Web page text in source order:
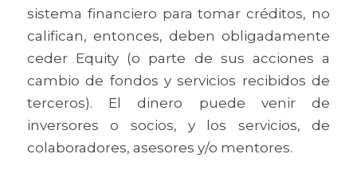
sistema financiero para tomar créditos, no
califican, entonces, deben obligadamente
ceder Equity (o parte de sus acciones a
cambio de fondos y servicios recibidos de
terceros). El dinero puede venir de
inversores o socios, y los servicios, de
colaboradores, asesores y/o mentores.